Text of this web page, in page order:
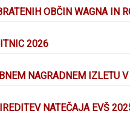
OBČIN WAGNA IN
2026
NAGRADNEM IZLETU
NATEČAJA EVŠ